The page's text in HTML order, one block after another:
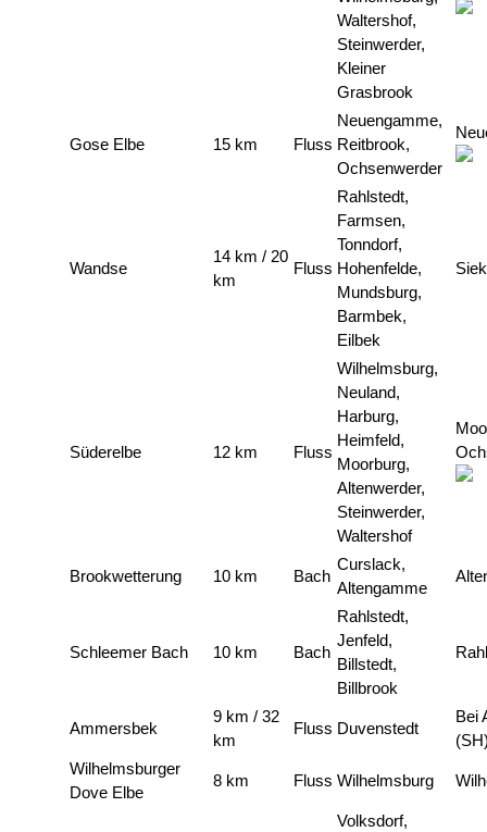
Waltershof,
Steinwerder,
Kleiner
Grasbrook
Gose Elbe 15 km Fluss
Neuengamme,
Reitbrook,
Ochsenwerder
Wandse
14 km / 20
km
Fluss
Rahlstedt,
Farmsen,
Tonndorf,
Hohenfelde,
Mundsburg,
Barmbek,
Eilbek
Süderelbe 12 km Fluss
Wilhelmsburg,
Neuland,
Harburg,
Heimfeld,
Moorburg,
Altenwerder,
Steinwerder,
Waltershof
Brookwetterung 10 km Bach
Curslack,
Altengamme
Schleemer Bach 10 km Bach
Rahlstedt,
Jenfeld,
Billstedt,
Billbrook
Ammersbek
9 km / 32
km
Fluss Duvenstedt
Bei
Wilhelmsburger
Dove Elbe
8 km Fluss Wilhelmsburg
Volksdorf,